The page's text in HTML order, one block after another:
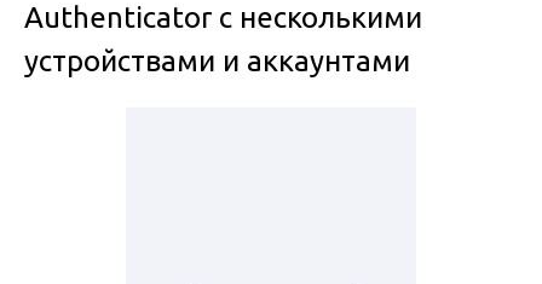
Authenticator с несколькими
устройствами и аккаунтами